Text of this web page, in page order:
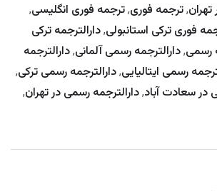
,ترجمه فوری,ترجمه فوری انگلیسی,
فوری ترکی استانبولی,دارالترجمه ترکی
رسمی,دارالترجمه رسمی آلمانی,دارالترجمه
رسمی ایتالیایی,دارالترجمه رسمی ترکی,
در سعادت آباد,دارالترجمه رسمی در تهران,